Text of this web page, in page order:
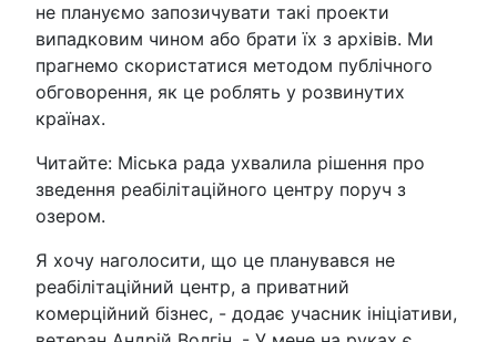
не плануємо запозичувати такі проекти
випадковим чином або брати їх з архівів. Ми
прагнемо скористатися методом публічного
обговорення, як це роблять у розвинутих
країнах.
Читайте: Міська рада ухвалила рішення про
зведення реабілітаційного центру поруч з
озером.
Я хочу наголосити, що це планувався не
реабілітаційний центр, а приватний
комерційний бізнес, - додає учасник ініціативи,